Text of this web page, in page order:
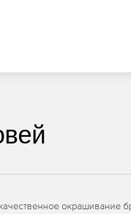
окрашивание